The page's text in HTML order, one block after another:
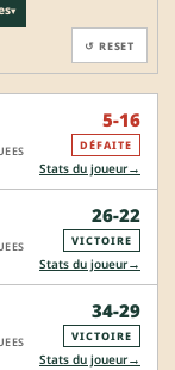
▾
↺ RESET
5-16
DÉFAITE
Stats du joueur→
26-22
VICTOIRE
Stats du joueur→
34-29
VICTOIRE
Stats du joueur→